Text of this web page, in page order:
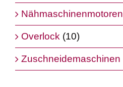
Nähmaschinenmotoren
Overlock (10)
Zuschneidemaschinen